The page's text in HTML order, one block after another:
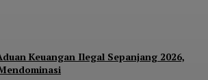
Keuangan Ilegal Sepanjang 2026,